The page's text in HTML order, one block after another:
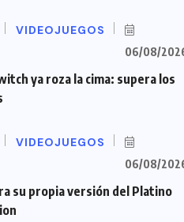
VIDEOJUEGOS
06/08/
ya roza la cima: supera los
VIDEOJUEGOS
06/08/
su propia versión del Platino